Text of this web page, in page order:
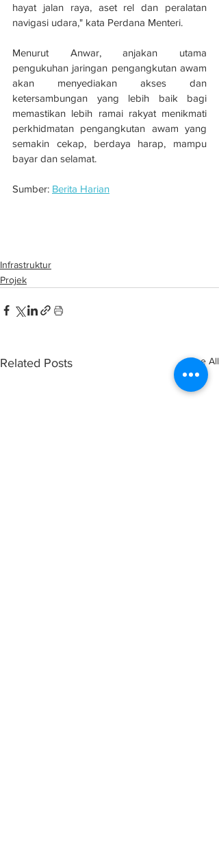
hayat jalan raya, aset rel dan peralatan
navigasi udara," kata Perdana Menteri.
Menurut Anwar, anjakan utama
pengukuhan jaringan pengangkutan awam
akan menyediakan akses dan
ketersambungan yang lebih baik bagi
memastikan lebih ramai rakyat menikmati
perkhidmatan pengangkutan awam yang
semakin cekap, berdaya harap, mampu
bayar dan selamat.
Sumber: Berita Harian
Infrastruktur
Projek
Related Posts See All